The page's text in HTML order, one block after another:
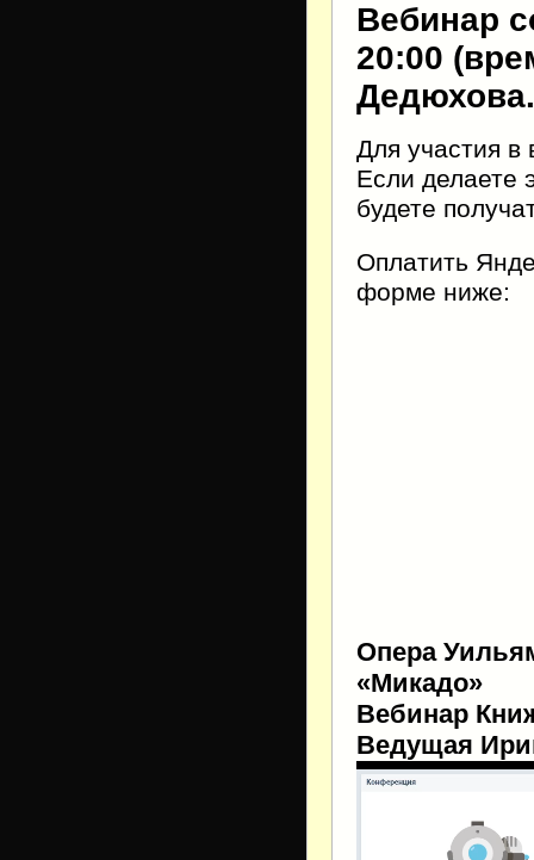
Вебинар
20:00
Дедюхова.
Для участия
Если делаете
будете
Оплатить
форме ниже:
Опера
«Микадо»
Вебинар
Ведущая